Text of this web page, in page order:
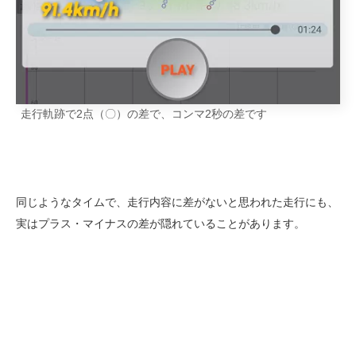
走行軌跡で2点（〇）の差で、コンマ2秒の差です
同じようなタイムで、走行内容に差がないと思われた走行にも、
実はプラス・マイナスの差が隠れていることがあります。